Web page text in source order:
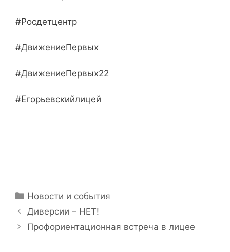
#Росдетцентр
#ДвижениеПервых
#ДвижениеПервых22
#Егорьевскийлицей
Рубрики
Новости и события
Диверсии – НЕТ!
Профориентационная встреча в лицее